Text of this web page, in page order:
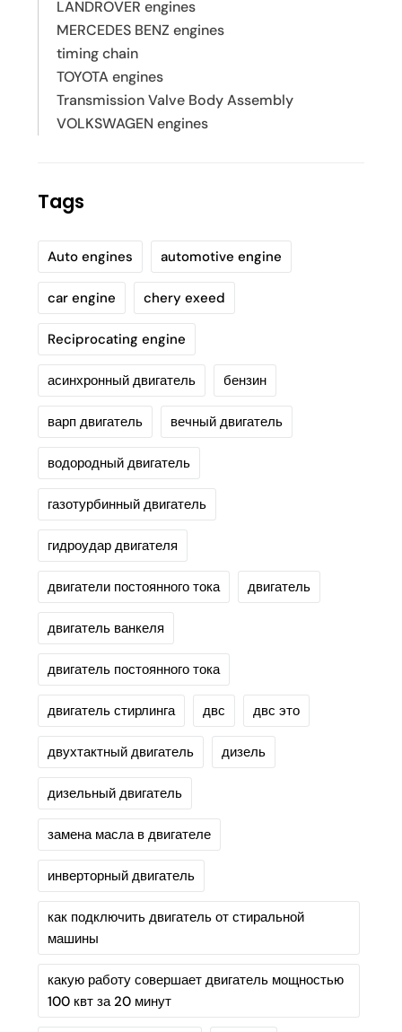
LANDROVER engines
MERCEDES BENZ engines
timing chain
TOYOTA engines
Transmission Valve Body Assembly
VOLKSWAGEN engines
Tags
Auto engines automotive engine
car engine chery exeed
Reciprocating engine
асинхронный двигатель бензин
варп двигатель вечный двигатель
водородный двигатель
газотурбинный двигатель
гидроудар двигателя
двигатели постоянного тока двигатель
двигатель ванкеля
двигатель постоянного тока
двигатель стирлинга двс двс это
двухтактный двигатель дизель
дизельный двигатель
замена масла в двигателе
инверторный двигатель
как подключить двигатель от стиральной
машины
какую работу совершает двигатель мощностью
100 квт за 20 минут